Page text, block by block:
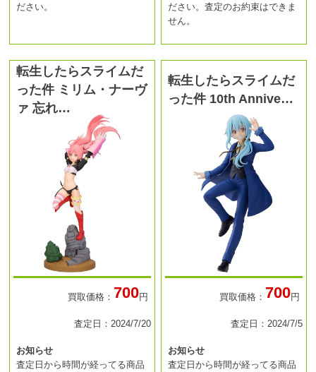
ださい。
ださい。査定のお約束はできま
せん。
転生したらスライムだ
った件 ミリム・ナーヴ
ァ 忘れ…
買取価格： 700円
査定日：2024/7/20
お知らせ
査定日から時間が経ってる商品
転生したらスライムだ
った件 10th Annive…
買取価格： 700円
査定日：2024/7/5
お知らせ
査定日から時間が経ってる商品